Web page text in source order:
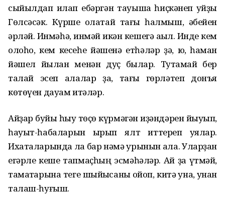
сыйылдап илап ебәргән тауышҡа һиҫкәнеп ҡуйҙы
Гөлсәсәк. Күрше олатай тағы һалмыш, әбейен
әрләй. Инмәһә, инмәй икән кешегә аҡыл. Инде кем
олоһо, кем кесеһе йәшенә етһәләр ҙә, юҡ, һаман
йәшел йылан менән дуҫ былар. Туҡтамай бер
талай эсеп алалар ҙа, тағы гөрләтеп донъя
көтөүен дауам итәләр.
Айҙар буйы һыу төҫө күрмәгән иҙәндәрен йыуып,
һауыт-һабаларын ҡырып ялт иттереп ҡуялар.
Ихаталарында ла бар нәмә урынын ала. Уларҙан
егәрле кеше тапмаҫһың эсмәһәләр. Ай ҙа үтмәй,
тамаҡтарына теге шыйыҡсаны ҡойоп, китә ҡунаҡ, унан
талаш-һуғыш.